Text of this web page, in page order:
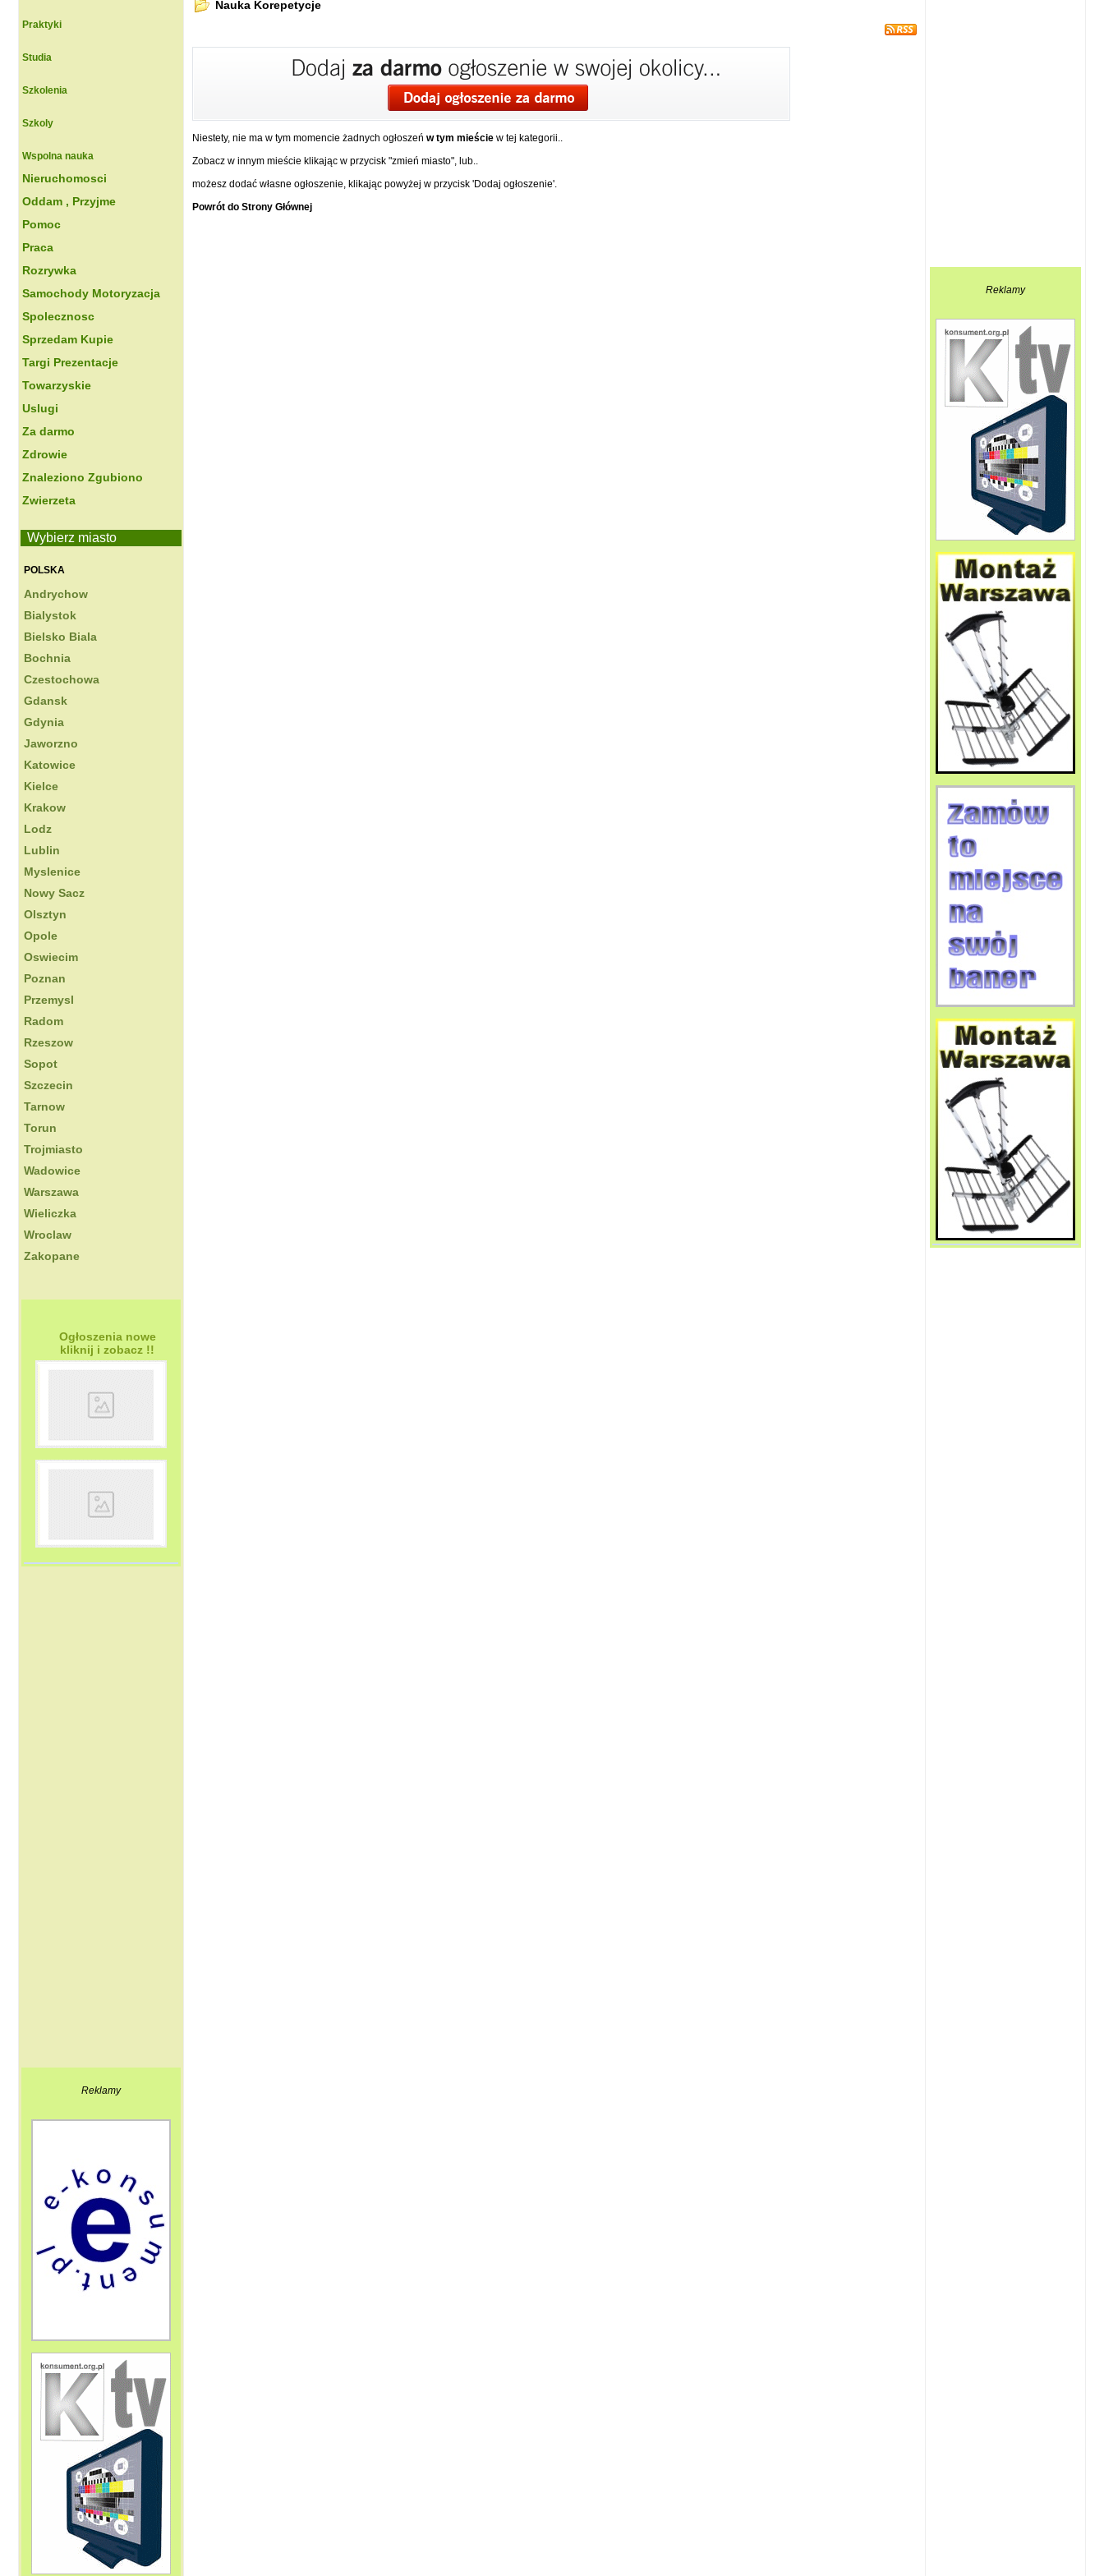
Praktyki
Studia
Szkolenia
Szkoly
Wspolna nauka
Nieruchomosci
Oddam , Przyjme
Pomoc
Praca
Rozrywka
Samochody Motoryzacja
Spolecznosc
Sprzedam Kupie
Targi Prezentacje
Towarzyskie
Uslugi
Za darmo
Zdrowie
Znaleziono Zgubiono
Zwierzeta
Wybierz miasto
POLSKA
Andrychow
Bialystok
Bielsko Biala
Bochnia
Czestochowa
Gdansk
Gdynia
Jaworzno
Katowice
Kielce
Krakow
Lodz
Lublin
Myslenice
Nowy Sacz
Olsztyn
Opole
Oswiecim
Poznan
Przemysl
Radom
Rzeszow
Sopot
Szczecin
Tarnow
Torun
Trojmiasto
Wadowice
Warszawa
Wieliczka
Wroclaw
Zakopane
Ogłoszenia nowe
kliknij i zobacz !!
Reklamy
Nauka Korepetycje
Niestety, nie ma w tym momencie żadnych ogłoszeń w tym mieście w tej kategorii..
Zobacz w innym mieście klikając w przycisk "zmień miasto", lub..
możesz dodać własne ogłoszenie, klikając powyżej w przycisk 'Dodaj ogłoszenie'.
Powrót do Strony Głównej
Reklamy